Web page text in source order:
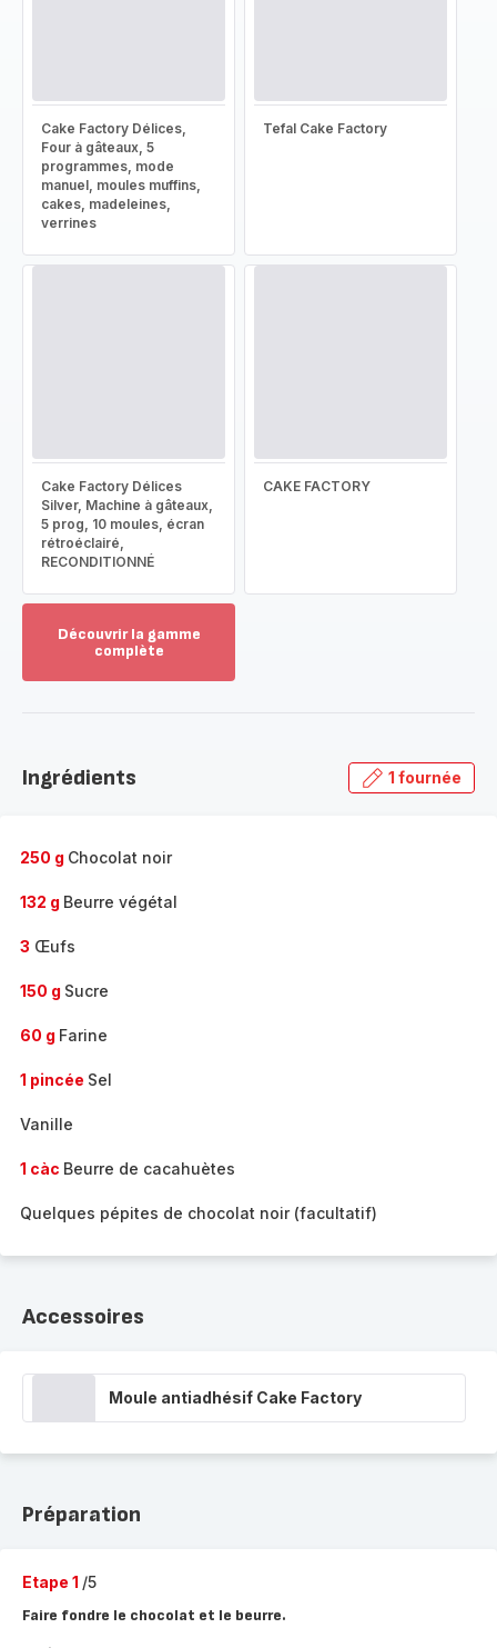
Cake Factory Délices,
Four à gâteaux, 5
programmes, mode
manuel, moules muffins,
cakes, madeleines,
verrines
Tefal Cake Factory
Cake Factory Délices
Silver, Machine à gâteaux,
5 prog, 10 moules, écran
rétroéclairé,
RECONDITIONNÉ
CAKE FACTORY
Découvrir la gamme
complète
gamme
Ingrédients 1 fournée
250 g Chocolat noir
132 g Beurre végétal
3 Œufs
150 g Sucre
60 g Farine
1 pincée Sel
Vanille
1 càc Beurre de cacahuètes
Quelques pépites de chocolat noir (facultatif)
Accessoires
Moule antiadhésif Cake Factory
Préparation
Etape 1 /5
Faire fondre le chocolat et le beurre.